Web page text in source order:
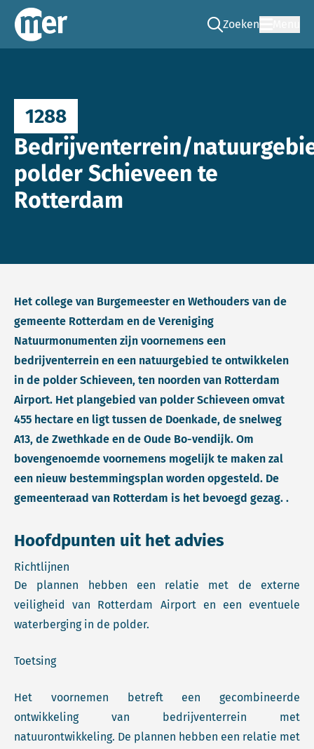
Commissie mer
Zoeken
Ga naar de zoek
1288
Bedrijventerrein/
polder Schieveen te
Rotterdam
Het college van Burgemeester en Wethouders van de
gemeente Rotterdam en de Vereniging
Natuurmonumenten zijn voornemens een
bedrijventerrein en een natuurgebied te ontwikkelen
in de polder Schieveen, ten noorden van Rotterdam
Airport. Het plangebied van polder Schieveen omvat
455 hectare en ligt tussen de Doenkade, de snelweg
A13, de Zwethkade en de Oude Bo-vendijk. Om
bovengenoemde voornemens mogelijk te maken zal
een nieuw bestemmingsplan worden opgesteld. De
gemeenteraad van Rotterdam is het bevoegd gezag. .
Hoofdpunten uit het advies
Richtlijnen
De plannen hebben een relatie met de externe
veiligheid van Rotterdam Airport en een eventuele
waterberging in de polder.
Toetsing
Het voornemen betreft een gecombineerde
ontwikkeling van bedrijventerrein met
natuurontwikkeling. De plannen hebben een relatie met